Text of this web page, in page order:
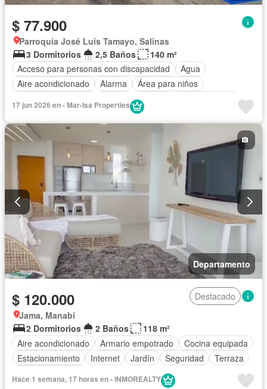
$ 77.900
Parroquia José Luis Tamayo, Salinas
3 Dormitorios
2,5 Baños
140 m²
Acceso para personas con discapacidad
Agua
Aire acondicionado
Alarma
Área para niños
Bodega
Cocina equipada
Electricidad
Garita de guardianía
Internet
Conserje
Seguridad Wifi Parcialmente amoblado
17 jun 2026 en - Mar-Isa Properties
Departamento
$ 120.000
Destacado
Jama, Manabí
2 Dormitorios
2 Baños
118 m²
Aire acondicionado
Armario empotrado
Cocina equipada
Estacionamiento
Internet Jardín Seguridad
Terraza
Hace 1 semana, 17 horas en - iNMOREALTY